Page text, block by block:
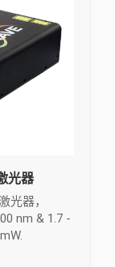
光器
光器，
nm & 1.7 -